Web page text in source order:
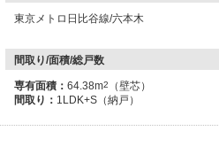
東京メトロ日比谷線/六本木
間取り/面積/総戸数
専有面積： 64.38m2
（壁芯）
間取り： 1LDK+S（納戸）